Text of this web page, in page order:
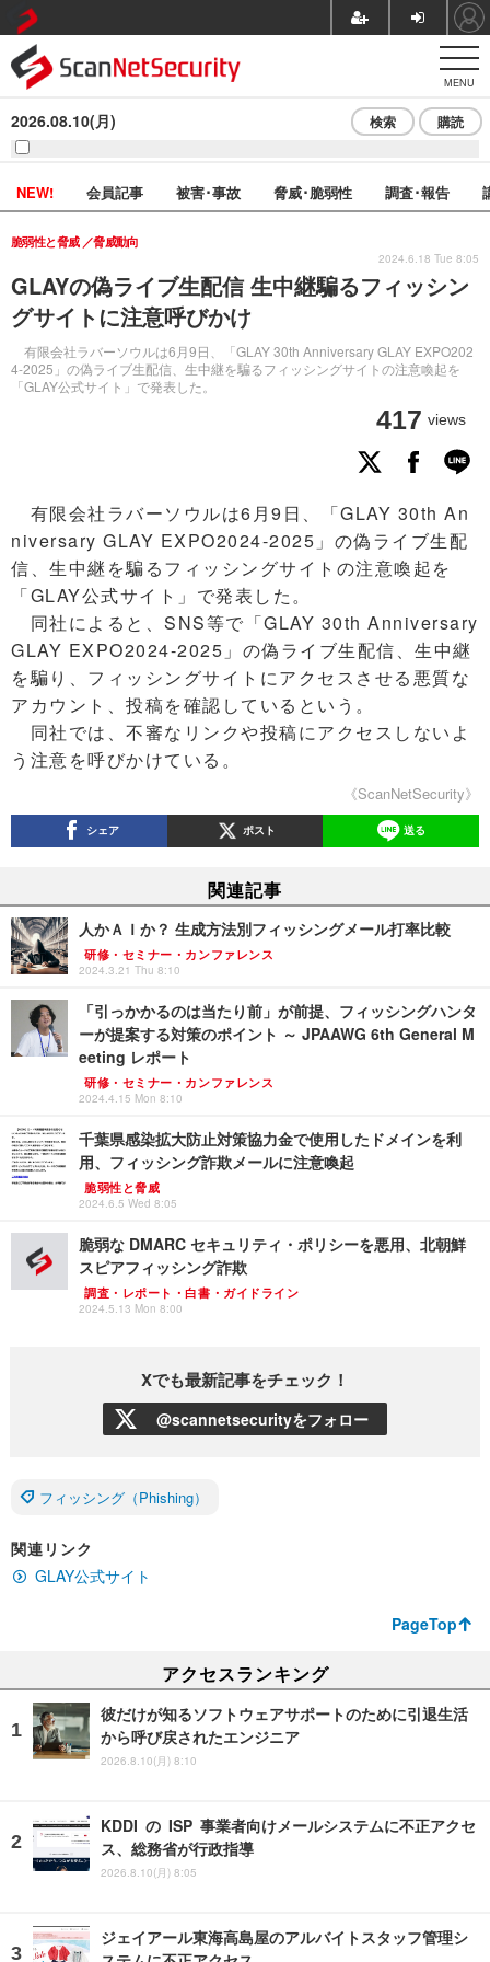
MENU
2026.08.10(月) 検索 購読
NEW! 会員記事 被害･事故 脅威･脆弱性 調査･報告
GLAYの偽ライブ生配信 生中継騙るフィッシン
グサイトに注意呼びかけ
有限会社ラバーソウルは6月9日、「GLAY 30th Anniversary GLAY EXPO202
4-2025」の偽ライブ生配信、生中継を騙るフィッシングサイトの注意喚起を
「GLAY公式サイト」で発表した。
脆弱性と脅威 脅威動向
417 views
2024.6.18 Tue 8:05
有限会社ラバーソウルは6月9日、「GLAY 30th An
niversary GLAY EXPO2024-2025」の偽ライブ生配
信、生中継を騙るフィッシングサイトの注意喚起を
「GLAY公式サイト」で発表した。
同社によると、SNS等で「GLAY 30th Anniversary
GLAY EXPO2024-2025」の偽ライブ生配信、生中継
を騙り、フィッシングサイトにアクセスさせる悪質な
アカウント、投稿を確認しているという。
同社では、不審なリンクや投稿にアクセスしないよ
う注意を呼びかけている。
《ScanNetSecurity》
シェア ポスト 送る
関連記事
人かＡＩか？ 生成方法別フィッシングメール打率比較
研修・セミナー・カンファレンス
2024.3.21 Thu 8:10
「引っかかるのは当たり前」が前提、フィッシングハンタ
ーが提案する対策のポイント ～ JPAAWG 6th General M
eeting レポート
研修・セミナー・カンファレンス
2024.4.15 Mon 8:10
千葉県感染拡大防止対策協力金で使用したドメインを利
用、フィッシング詐欺メールに注意喚起
脆弱性と脅威
2024.6.5 Wed 8:05
脆弱な DMARC セキュリティ・ポリシーを悪用、北朝鮮
スピアフィッシング詐欺
調査・レポート・白書・ガイドライン
2024.5.13 Mon 8:00
Xでも最新記事をチェック！
@scannetsecurityをフォロー
フィッシング（Phishing）
関連リンク
GLAY公式サイト
PageTop
アクセスランキング
彼だけが知るソフトウェアサポートのために引退生活
から呼び戻されたエンジニア
2026.8.10(月) 8:10
KDDI の ISP 事業者向けメールシステムに不正アクセ
ス、総務省が行政指導
2026.8.10(月) 8:05
ジェイアール東海高島屋のアルバイトスタッフ管理シ